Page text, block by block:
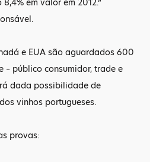
em valor em 2012.”
e EUA são aguardados 600
– público consumidor, trade e
dada possibilidade de
vinhos portugueses.
provas: